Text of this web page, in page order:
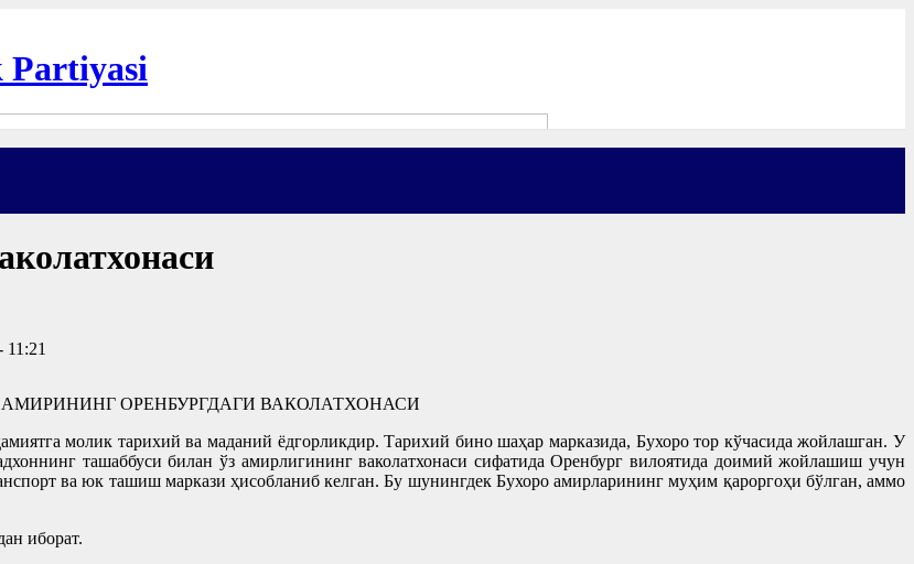
11:21
ОРЕНБУРГДАГИ ВАКОЛАТХОНАСИ
молик тарихий ва маданий ёдгорликдир. Тарихий бино шаҳар марказида, Бухоро тор кўчасида жойлашган. У
ташаббуси билан ўз амирлигининг ваколатхонаси сифатида Оренбург вилоятида доимий жойлашиш учун
ва юк ташиш маркази ҳисобланиб келган. Бу шунингдек Бухоро амирларининг муҳим қароргоҳи бўлган, аммо
иборат.